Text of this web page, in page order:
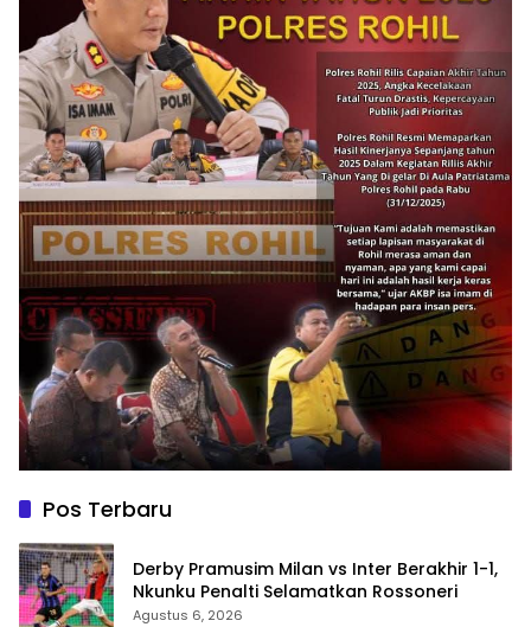
Pos Terbaru
Derby Pramusim Milan vs Inter Berakhir 1-1,
Nkunku Penalti Selamatkan Rossoneri
Agustus 6, 2026